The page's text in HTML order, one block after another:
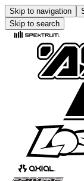
Skip to navigation
Skip to search